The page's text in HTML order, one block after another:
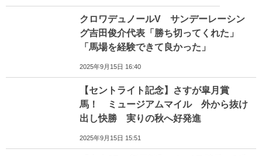
クロワデュノールV サンデーレーシン
グ吉田俊介代表「勝ち切ってくれた」
「馬場を経験できて良かった」
2025年9月15日 16:40
【セントライト記念】さすが皐月賞
馬！ ミュージアムマイル 外から抜け
出し快勝 実りの秋へ好発進
2025年9月15日 15:51